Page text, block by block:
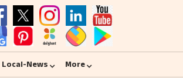
Local-News More